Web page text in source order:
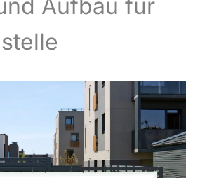
Auf­bau für